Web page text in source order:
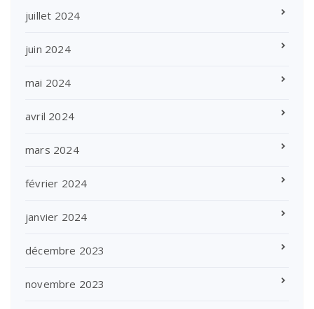
juillet 2024
juin 2024
mai 2024
avril 2024
mars 2024
février 2024
janvier 2024
décembre 2023
novembre 2023